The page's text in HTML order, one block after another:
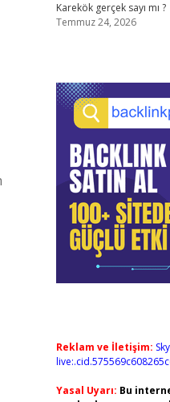
Karekök gerçek sayı mı ?
Temmuz 24, 2026
Reklam ve İletişim:
Yasal Uyarı: Bu